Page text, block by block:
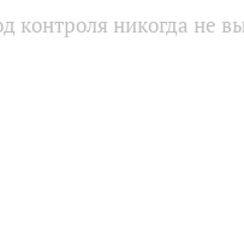
контроля никогда не